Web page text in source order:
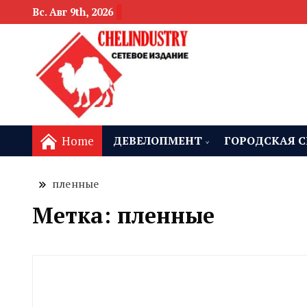
Вс. Авг 9th, 2026
Home ДЕВЕЛОПМЕНТ ГОРОДСКАЯ
пленные
Метка: пленные